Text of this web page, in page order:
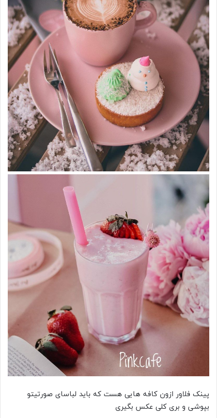
پینک فلاور ازون کافه هایی هست که باید لباسای صورتیتو
بپوشی و بری کلی عکس بگیری